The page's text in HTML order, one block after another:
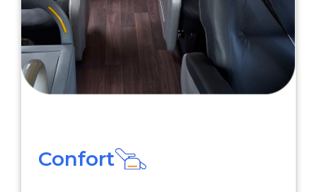
Confort